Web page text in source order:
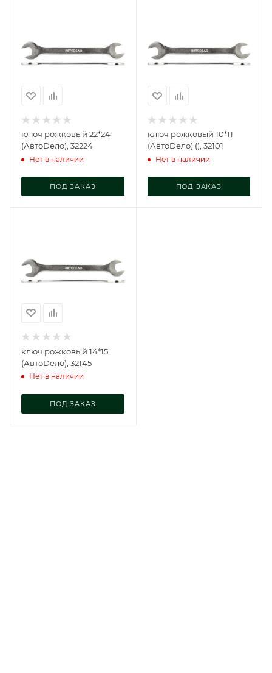
ключ рожковый 22*24
(АвтоDело), 32224
Нет в наличии
ПОД ЗАКАЗ
ключ рожковый 10*11
(АвтоDело) (), 32101
Нет в наличии
ПОД ЗАКАЗ
ключ рожковый 14*15
(АвтоDело), 32145
Нет в наличии
ПОД ЗАКАЗ